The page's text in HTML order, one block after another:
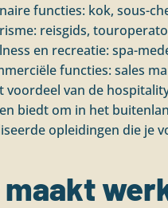
functies: kok, sous-
reisgids,
en recreatie: spa-
functies: sales
voordeel van de
biedt om in het
opleidingen die je
maakt